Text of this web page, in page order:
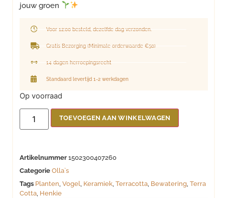
jouw groen
Voor 12:00 besteld, dezelfde dag verzonden.
Gratis Bezorging (Minimale orderwaarde €50)
14 dagen herroepingsrecht
Standaard levertijd 1-2 werkdagen
Op voorraad
TOEVOEGEN AAN WINKELWAGEN
Artikelnummer 1502300407260
Categorie Olla`s
Tags Planten, Vogel, Keramiek, Terracotta, Bewatering, Terra
Cotta, Henkie